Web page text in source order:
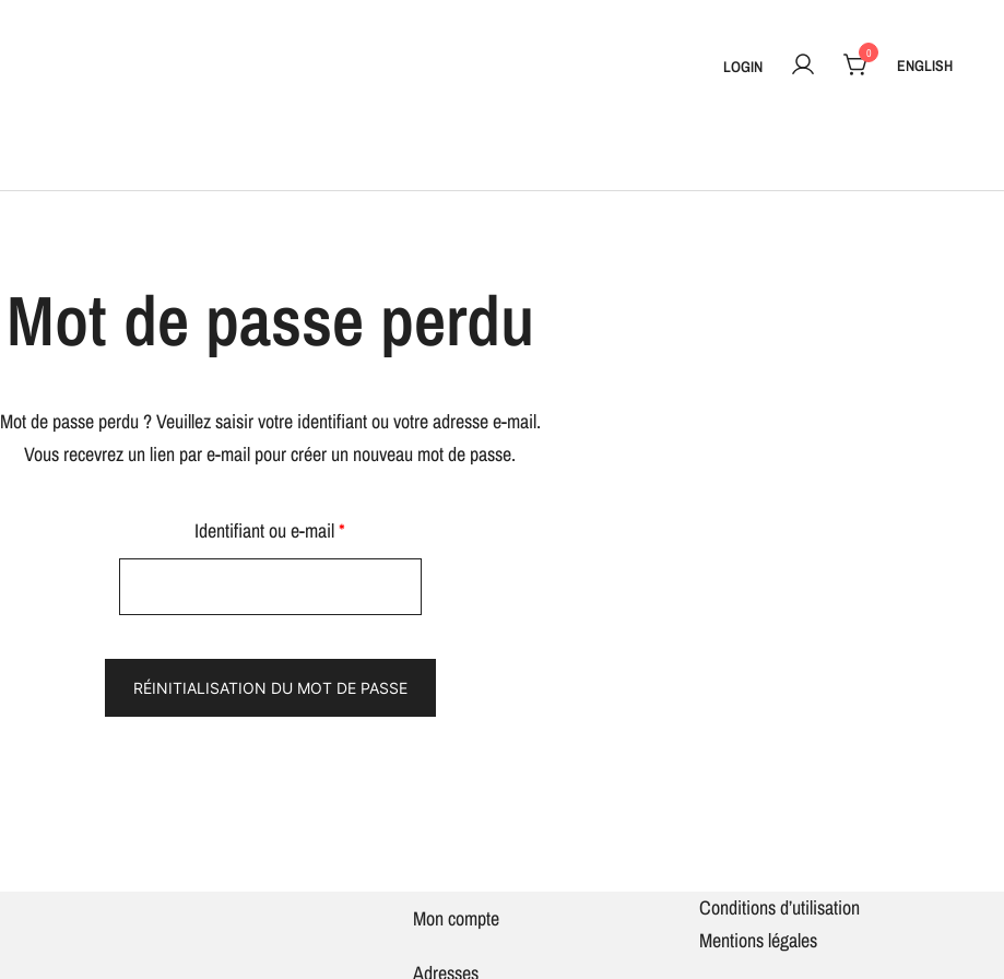
LOGIN
0
ENGLISH
Mot de passe perdu
Mot de passe perdu ? Veuillez saisir votre identifiant ou votre adresse e-mail.
Vous recevrez un lien par e-mail pour créer un nouveau mot de passe.
Identifiant ou e-mail*
RÉINITIALISATION DU MOT DE PASSE
Mon compte
Adresses
Conditions d’utilisation
Mentions légales